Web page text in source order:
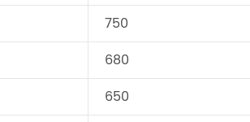
750
680
650